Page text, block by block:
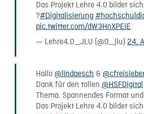
Das Projekt Lehre 4.0 bildet
?#Digitalisierung
pic.twitter.com/dW3HnXPEiE
— Lehre4.0_JLU (@0_jlu) 24.
Hallo @lindaesch &
Dank für den tollen @HSFDigital
Thema. Spannendes Format
Das Projekt Lehre 4.0 bildet